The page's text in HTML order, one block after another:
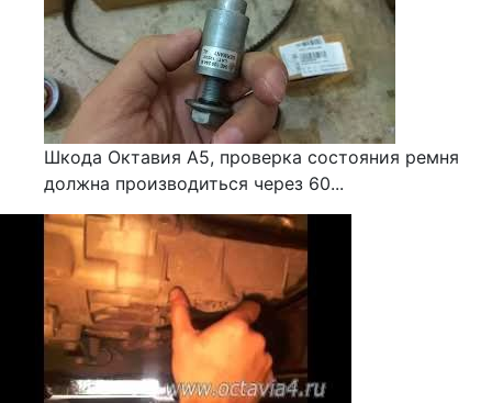
Шкода Октавия А5, проверка состояния ремня
должна производиться через 60...